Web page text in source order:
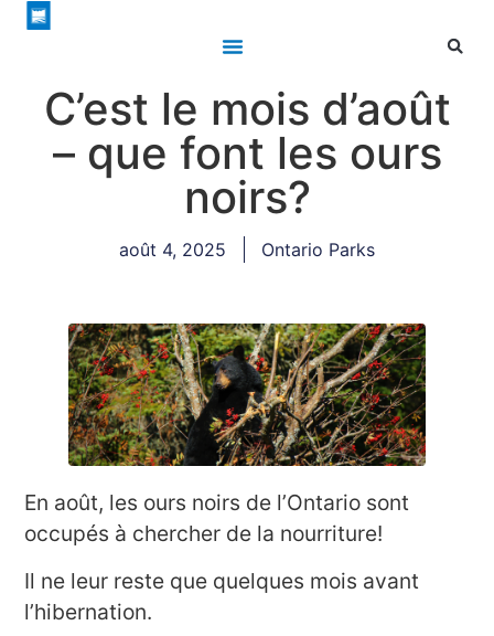
C’est le mois d’août
– que font les ours
noirs?
août 4, 2025 Ontario Parks
En août, les ours noirs de l’Ontario sont
occupés à chercher de la nourriture!
Il ne leur reste que quelques mois avant
l’hibernation.